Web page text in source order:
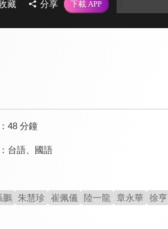
藏 分享
全 1 集
48 分鐘
台語、 國語
鵬 朱慧珍 崔佩儀 陸一龍 章永華 徐亨